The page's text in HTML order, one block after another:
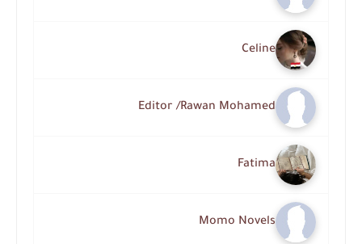
Celine
Editor /Rawan Mohamed
Fatima
Momo Novels